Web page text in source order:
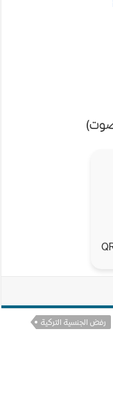
رفض الجنسية التركية